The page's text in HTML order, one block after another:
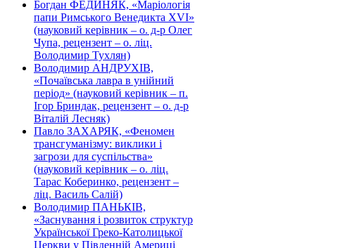
Богдан ФЕДИНЯК, «Маріологія
папи Римського Венедикта XVI»
(науковий керівник – о. д-р Олег
Чупа, рецензент – о. ліц.
Володимир Тухлян)
Володимир АНДРУХІВ,
«Почаївська лавра в унійний
період» (науковий керівник – п.
Ігор Бриндак, рецензент – о. д-р
Віталій Лесняк)
Павло ЗАХАРЯК, «Феномен
трансгуманізму: виклики і
загрози для суспільства»
(науковий керівник – о. ліц.
Тарас Коберинко, рецензент –
ліц. Василь Салій)
Володимир ПАНЬКІВ,
«Заснування і розвиток структур
Української Греко-Католицької
Церкви у Південній Америці